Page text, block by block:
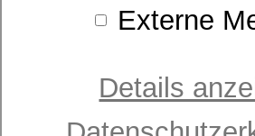
Beratertipps -
Externe
Details